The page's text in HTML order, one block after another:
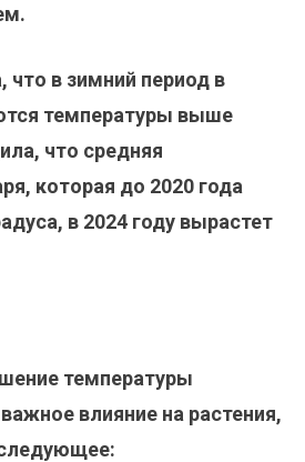
что в зимний период в
температуры выше
что средняя
которая до 2020 года
в 2024 году вырастет
температуры
влияние на растения,